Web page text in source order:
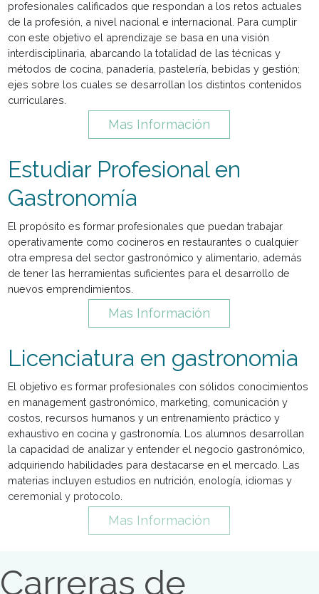
Estudiar Tecnicatura
en Gastronomía
El propósito se funda en la necesidad de formar perfiles
profesionales calificados que respondan a los retos
de la profesión, a nivel nacional e internacional. Para
interdisciplinaria, abarcando la totalidad de las técnicas y
métodos de cocina, panadería, pastelería, bebidas y
ejes sobre los cuales se desarrollan los distintos
Mas Información
Estudiar Profesional en
Gastronomía
El propósito es formar profesionales que puedan trabajar
operativamente como cocineros en restaurantes o
otra empresa del sector gastronómico y alimentario,
de tener las herramientas suficientes para el desarrollo
nuevos emprendimientos.
Mas Información
Licenciatura en
El objetivo es formar profesionales con sólidos
costos, recursos humanos y un entrenamiento práctico y
exhaustivo en cocina y gastronomía. Los alumnos